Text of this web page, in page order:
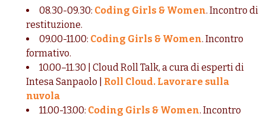
08.30-09.30: Coding Girls & Women. Incontro di
restituzione.
09.00-11.00: Coding Girls & Women. Incontro
formativo.
10.00–11.30 | Cloud Roll Talk, a cura di esperti di
Intesa Sanpaolo | Roll Cloud. Lavorare sulla
nuvola
11.00-13.00: Coding Girls & Women. Incontro